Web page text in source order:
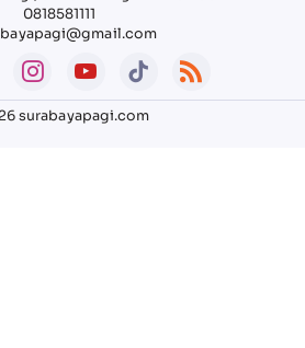
0818581111
surabayapagi.com